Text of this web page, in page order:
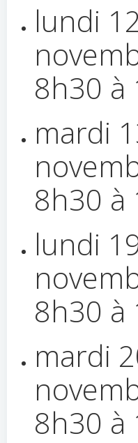
lundi
8h30 à
mardi
8h30 à
lundi
8h30 à
mardi
8h30 à